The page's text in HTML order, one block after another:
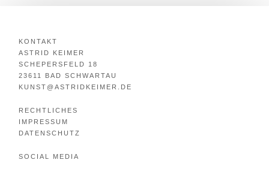
KONTAKT
ASTRID KEIMER
SCHEPERSFELD 18
23611 BAD SCHWARTAU
KUNST@ASTRIDKEIMER.DE
RECHTLICHES
IMPRESSUM
DATENSCHUTZ
SOCIAL MEDIA